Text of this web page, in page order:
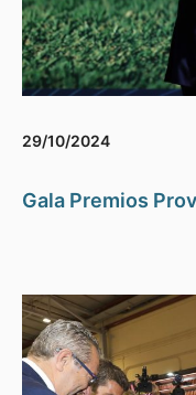
29/10/2024
Gala Premios